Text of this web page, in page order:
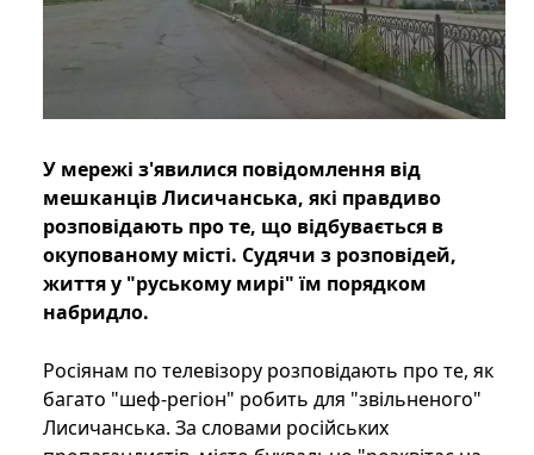
У мережі з'явилися повідомлення від
мешканців Лисичанська, які правдиво
розповідають про те, що відбувається в
окупованому місті. Судячи з розповідей,
життя у "руському мирі" їм порядком
набридло.
Росіянам по телевізору розповідають про те, як
багато "шеф-регіон" робить для "звільненого"
Лисичанська. За словами російських